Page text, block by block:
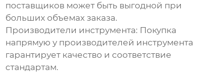
поставщиков может быть выгодной при
больших объемах заказа.
Производители инструмента: Покупка
напрямую у производителей инструмента
гарантирует качество и соответствие
стандартам.